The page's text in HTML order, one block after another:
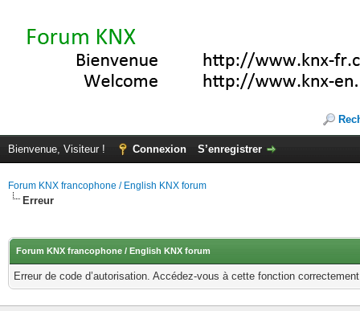
Bienvenue, Visiteur ! Connexion S’enregistrer
Forum KNX francophone / English KNX forum
Erreur
Forum KNX francophone / English KNX forum
Erreur de code d’autorisation. Accédez-vous à cette fonction